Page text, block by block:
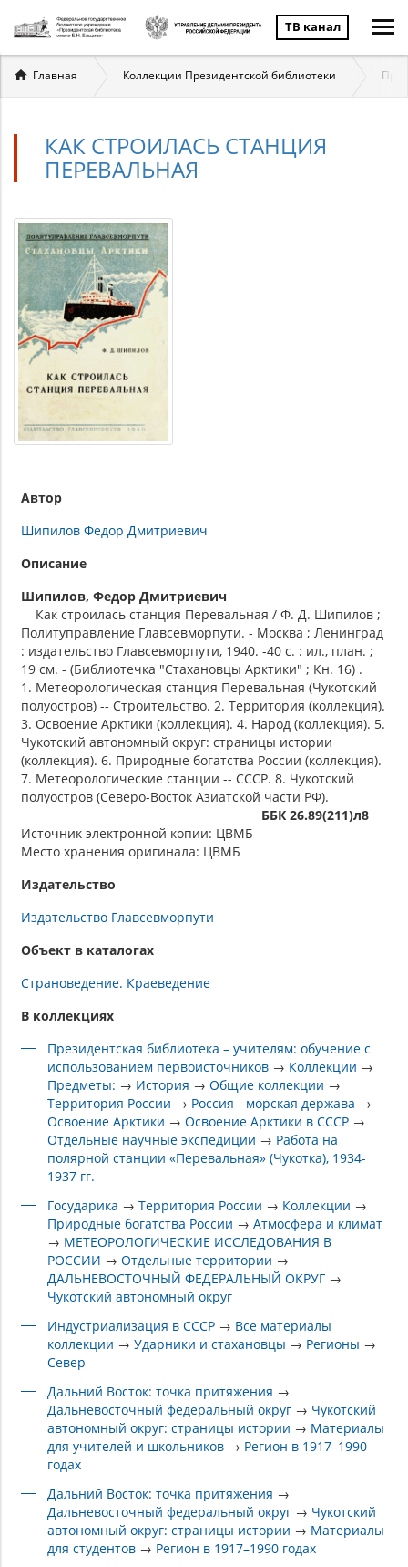
ТВ канал
Вы
здесь
Главная Коллекции Президентской библиотеки
КАК СТРОИЛАСЬ СТАНЦИЯ
ПЕРЕВАЛЬНАЯ
Автор
Шипилов Федор Дмитриевич
Описание
Шипилов, Федор Дмитриевич
Как строилась станция Перевальная / Ф. Д. Шипилов ;
Политуправление Главсевморпути. - Москва ; Ленинград
: издательство Главсевморпути, 1940. -40 с. : ил., план. ;
19 см. - (Библиотечка "Стахановцы Арктики" ; Кн. 16) .
1. Метеорологическая станция Перевальная (Чукотский
полуостров) -- Строительство. 2. Территория (коллекция).
3. Освоение Арктики (коллекция). 4. Народ (коллекция). 5.
Чукотский автономный округ: страницы истории
(коллекция). 6. Природные богатства России (коллекция).
7. Метеорологические станции -- СССР. 8. Чукотский
полуостров (Северо-Восток Азиатской части РФ).
ББК 26.89(211)л8
Источник электронной копии: ЦВМБ
Место хранения оригинала: ЦВМБ
Издательство
Издательство Главсевморпути
Объект в каталогах
Страноведение. Краеведение
В коллекциях
Президентская библиотека – учителям: обучение с
использованием первоисточников → Коллекции →
Предметы: → История →Общие коллекции →
Территория России → Россия - морская держава →
Освоение Арктики →Освоение Арктики в СССР →
Отдельные научные экспедиции → Работа на
полярной станции «Перевальная» (Чукотка), 1934-
1937 гг.
Государика →Территория России → Коллекции →
Природные богатства России →Атмосфера и климат
→ МЕТЕОРОЛОГИЧЕСКИЕ ИССЛЕДОВАНИЯ В
РОССИИ →Отдельные территории →
ДАЛЬНЕВОСТОЧНЫЙ ФЕДЕРАЛЬНЫЙ ОКРУГ →
Чукотский автономный округ
Индустриализация в СССР → Все материалы
коллекции →Ударники и стахановцы → Регионы →
Север
Дальний Восток: точка притяжения →
Дальневосточный федеральный округ → Чукотский
автономный округ: страницы истории → Материалы
для учителей и школьников → Регион в 1917–1990
годах
Дальний Восток: точка притяжения →
Дальневосточный федеральный округ → Чукотский
автономный округ: страницы истории → Материалы
для студентов → Регион в 1917–1990 годах